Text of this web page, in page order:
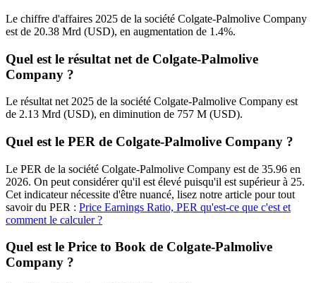
Le chiffre d'affaires 2025 de la société Colgate-Palmolive Company
est de 20.38 Mrd (USD), en augmentation de 1.4%.
Quel est le résultat net de Colgate-Palmolive
Company ?
Le résultat net 2025 de la société Colgate-Palmolive Company est
de 2.13 Mrd (USD), en diminution de 757 M (USD).
Quel est le PER de Colgate-Palmolive Company ?
Le PER de la société Colgate-Palmolive Company est de 35.96 en
2026. On peut considérer qu'il est élevé puisqu'il est supérieur à 25.
Cet indicateur nécessite d'être nuancé, lisez notre article pour tout
savoir du PER : Price Earnings Ratio, PER qu'est-ce que c'est et
comment le calculer ?
Quel est le Price to Book de Colgate-Palmolive
Company ?